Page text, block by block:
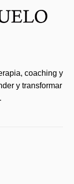
coaching y
y transformar